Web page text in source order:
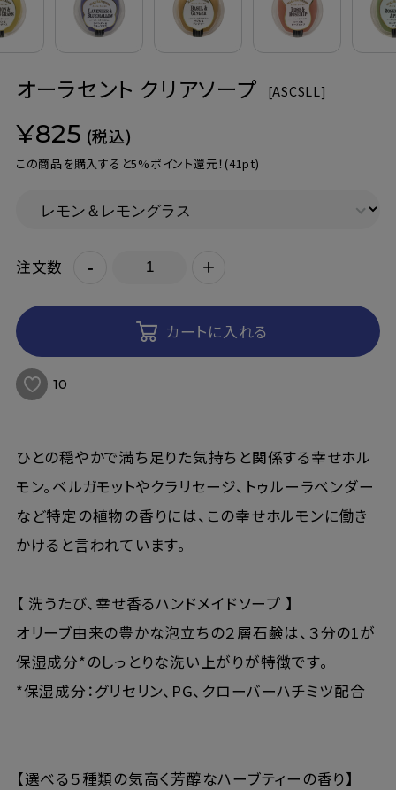
利用規約
オーラセント クリアソープ [ASCSLL]
¥825 (税込)
この商品を購入すると5%ポイント還元！ (41pt)
注文数 - +
カートに入れる
10
ひとの穏やかで満ち足りた気持ちと関係する幸せホル
モン。ベルガモットやクラリセージ、トゥルーラベンダー
など特定の植物の香りには、この幸せホルモンに働き
かけると言われています。
【 洗うたび、幸せ香るハンドメイドソープ 】
オリーブ由来の豊かな泡立ちの２層石鹸は、３分の1が
保湿成分*のしっとりな洗い上がりが特徴です。
*保湿成分：グリセリン、PG、クローバーハチミツ配合
【選べる５種類の気高く芳醇なハーブティーの香り】